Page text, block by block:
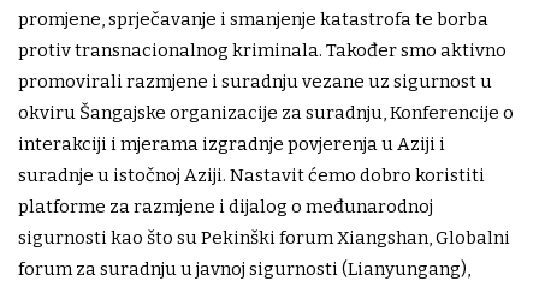
promjene, sprječavanje i smanjenje katastrofa te borba
protiv transnacionalnog kriminala. Također smo aktivno
promovirali razmjene i suradnju vezane uz sigurnost u
okviru Šangajske organizacije za suradnju, Konferencije o
interakciji i mjerama izgradnje povjerenja u Aziji i
suradnje u istočnoj Aziji. Nastavit ćemo dobro koristiti
platforme za razmjene i dijalog o međunarodnoj
sigurnosti kao što su Pekinški forum Xiangshan, Globalni
forum za suradnju u javnoj sigurnosti (Lianyungang),